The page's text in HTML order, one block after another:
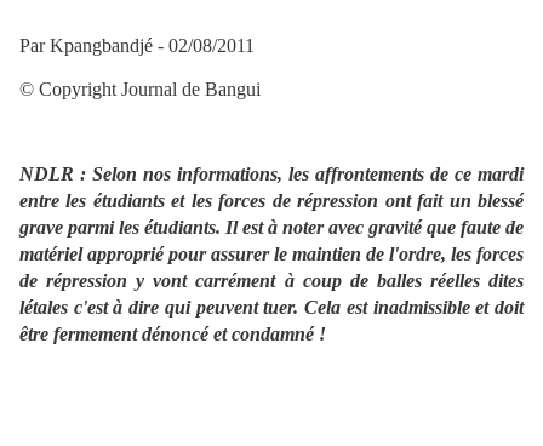
Par Kpangbandjé - 02/08/2011
© Copyright Journal de Bangui
NDLR : Selon nos informations, les affrontements de ce mardi
entre les étudiants et les forces de répression ont fait un blessé
grave parmi les étudiants. Il est à noter avec gravité que faute de
matériel approprié pour assurer le maintien de l'ordre, les forces
de répression y vont carrément à coup de balles réelles dites
létales c'est à dire qui peuvent tuer. Cela est inadmissible et doit
être fermement dénoncé et condamné !